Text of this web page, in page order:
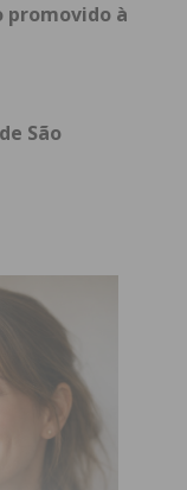
promovido à
São